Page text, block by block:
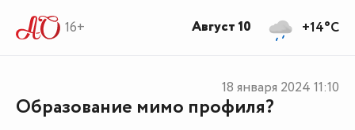
16+
Образование мимо профиля?
18 января 2024 11:10
+14°C
Август 10